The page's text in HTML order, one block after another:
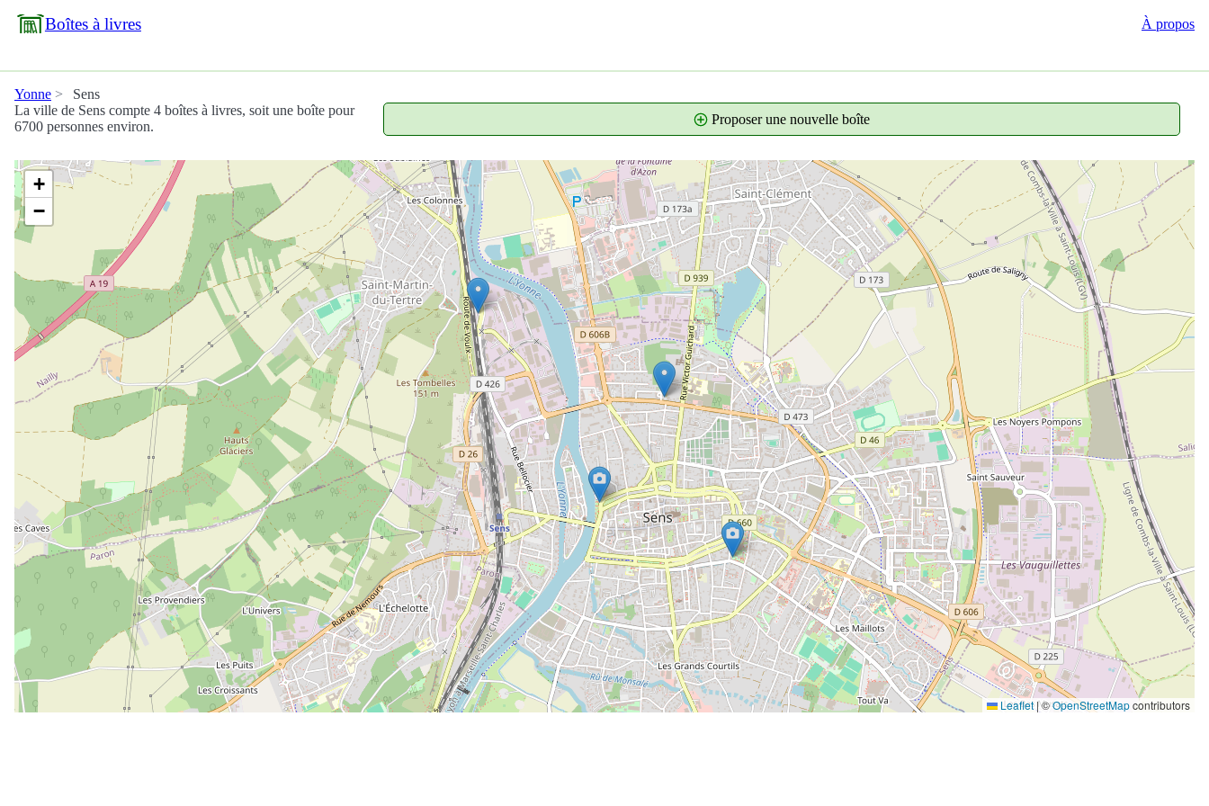
Boîtes à livres À propos
Yonne
Sens
La ville de Sens compte 4 boîtes à livres, soit une boîte pour
6700 personnes environ.
Proposer une nouvelle boîte
+
−
Leaflet |©OpenStreetMapcontributors